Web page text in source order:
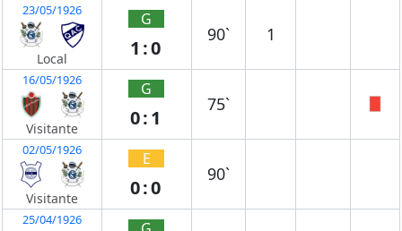
23/05/1926
Local
G
1:0
90` 1
16/05/1926
Visitante
G
0:1
75`
02/05/1926
Visitante
E
0:0
90`
25/04/1926